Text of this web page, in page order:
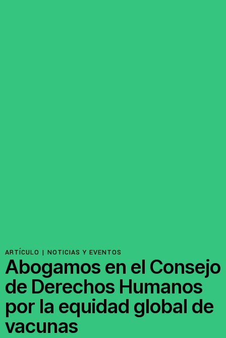
ARTÍCULO | NOTICIAS Y EVENTOS
Abogamos en el Consejo
de Derechos Humanos
por la equidad global de
vacunas